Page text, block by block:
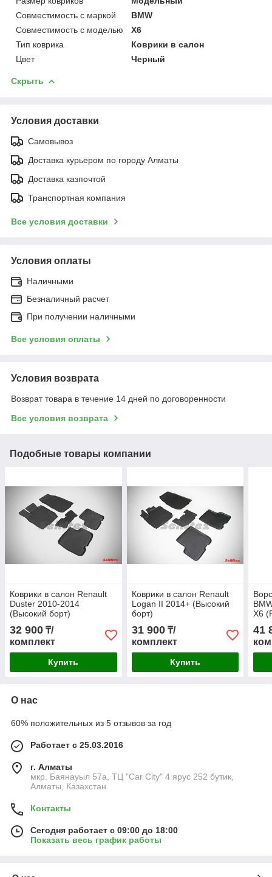
Совместимость с маркой
BMW
Совместимость с моделью
X6
Тип коврика
Коврики в салон
Цвет
Черный
Скрыть
Условия доставки
Самовывоз
Доставка курьером по городу Алматы
Доставка казпочтой
Транспортная компания
Все условия доставки
Условия оплаты
Наличными
Безналичный расчет
При получении наличными
Все условия оплаты
Условия возврата
Возврат товара в течение 14 дней по договоренности
Все условия возврата
Подобные товары компании
Коврики в салон Renault
Duster 2010-2014
(Высокий борт)
32 900 ₸/
комплект
Купить
Коврики в салон Renault
Logan II 2014+ (Высокий
борт)
31 900₸/
комплект
Купить
X6
41
О нас
60% положительных из 5 отзывов за год
Работает с 25.03.2016
г. Алматы
мкр. Баянауыл 57а, ТЦ "Car Сity" 4 ярус 252 бутик,
Алматы, Казахстан
Контакты
Сегодня работает с 09:00 до 18:00
Показать весь график работы